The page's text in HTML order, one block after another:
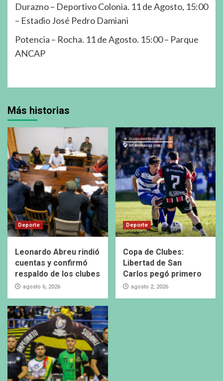
Durazno – Deportivo Colonia. 11 de Agosto, 15:00
– Estadio José Pedro Damiani
Potencia – Rocha. 11 de Agosto. 15:00 – Parque
ANCAP
Más historias
Deporte
Leonardo Abreu rindió
cuentas y confirmó
respaldo de los clubes
agosto 6, 2026
Deporte
Copa de Clubes:
Libertad de San
Carlos pegó primero
agosto 2, 2026